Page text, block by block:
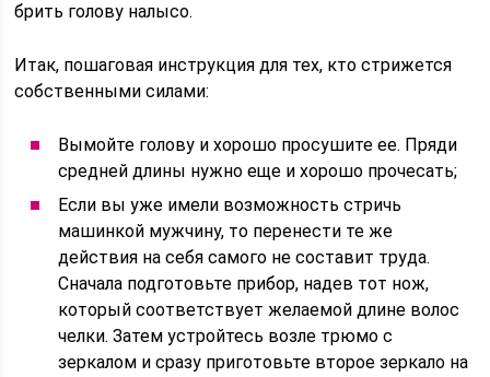
брить голову налысо.
Итак, пошаговая инструкция для тех, кто стрижется
собственными силами:
Вымойте голову и хорошо просушите ее. Пряди
средней длины нужно еще и хорошо прочесать;
Если вы уже имели возможность стричь
машинкой мужчину, то перенести те же
действия на себя самого не составит труда.
Сначала подготовьте прибор, надев тот нож,
который соответствует желаемой длине волос
челки. Затем устройтесь возле трюмо с
зеркалом и сразу приготовьте второе зеркало на